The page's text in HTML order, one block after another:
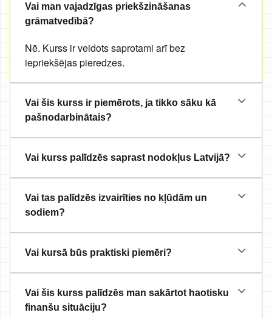
Vai man vajadzīgas priekšzināšanas
grāmatvedībā?
Nē. Kurss ir veidots saprotami arī bez
iepriekšējas pieredzes.
Vai šis kurss ir piemērots, ja tikko sāku kā
pašnodarbinātais?
Vai kurss palīdzēs saprast nodokļus Latvijā?
Vai tas palīdzēs izvairīties no kļūdām un
sodiem?
Vai kursā būs praktiski piemēri?
Vai šis kurss palīdzēs man sakārtot haotisku
finanšu situāciju?